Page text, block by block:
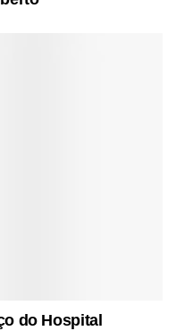
do Hospital